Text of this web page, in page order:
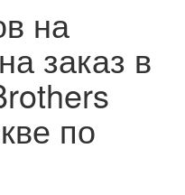
на
заказ в
по